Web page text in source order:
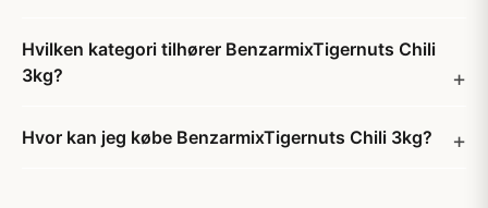
Hvilken kategori tilhører BenzarmixTigernuts Chili
3kg?
Hvor kan jeg købe BenzarmixTigernuts Chili 3kg?